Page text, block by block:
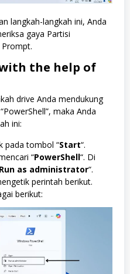
langkah-langkah ini, Anda
gaya Partisi
with the help of
drive Anda mendukung
maka Anda
ini:
pada tombol “Start“.
“PowerShell“. Di
Run as administrator“.
perintah berikut.
berikut: